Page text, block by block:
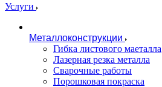
Услуги
Металлоконструкции
Гибка листового маеталла
Лазерная резка металла
Сварочные работы
Порошковая покраска